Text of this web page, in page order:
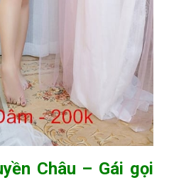
Châu – Gái gọi